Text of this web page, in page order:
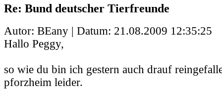
Re: Bund deutscher Tierfreunde
Autor: BEany | Datum: 21.08.2009 12:35:25
Hallo Peggy,
so wie du bin ich gestern auch drauf
pforzheim leider.